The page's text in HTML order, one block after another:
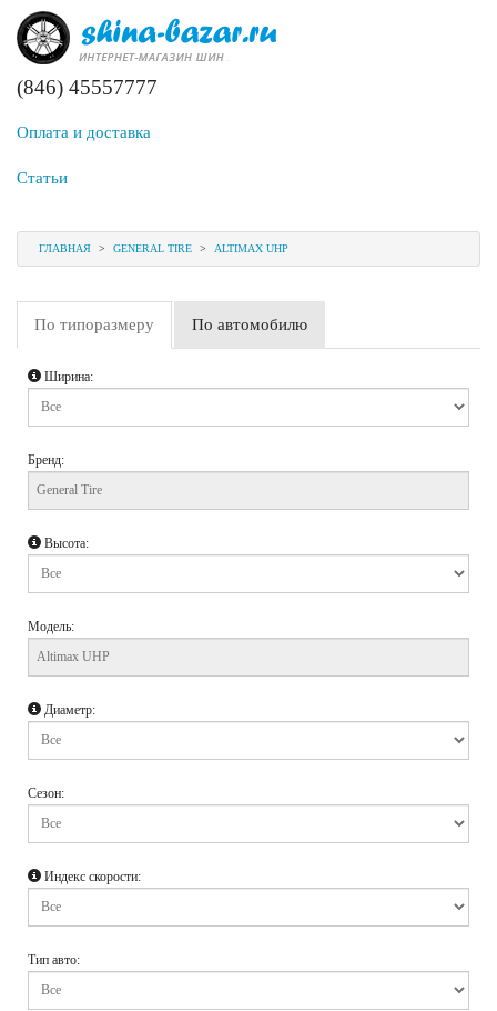
(846) 45557777
Оплата и доставка
Статьи
ГЛАВНАЯ > GENERAL TIRE > ALTIMAX UHP
По типоразмеру По автомобилю
Ширина:
Бренд:
Высота:
Модель:
Диаметр:
Сезон:
Индекс скорости:
Тип авто: